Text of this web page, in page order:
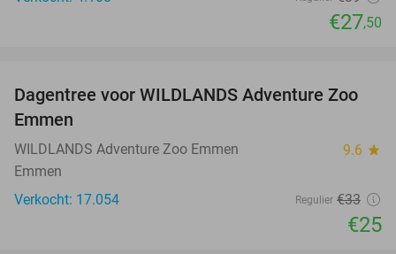
€27,50
24%
Dagentree voor WILDLANDS Adventure Zoo
Emmen
WILDLANDS Adventure Zoo Emmen 9.6 star
Emmen
Verkocht: 17.054
Regulier €33
€25